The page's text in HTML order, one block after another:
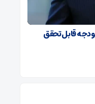
قابل تحقق